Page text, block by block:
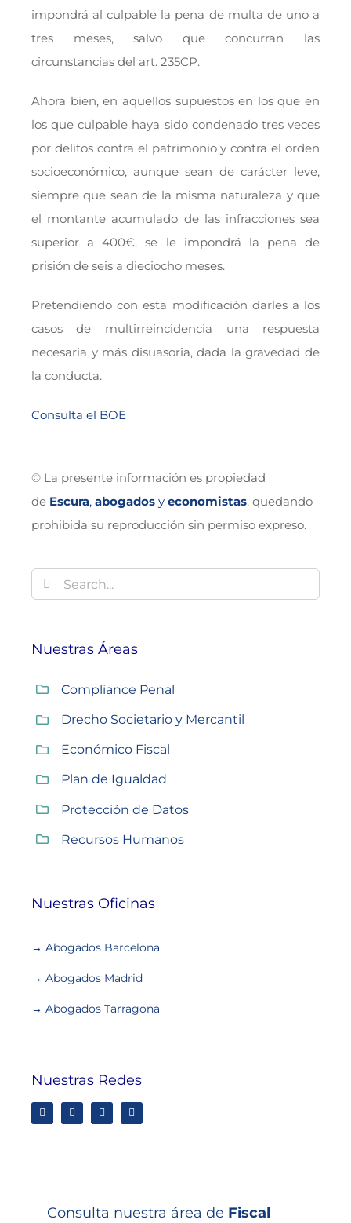
impondrá al culpable la pena de multa de uno a
tres meses, salvo que concurran las
circunstancias del art. 235CP.
Ahora bien, en aquellos supuestos en los que en
los que culpable haya sido condenado tres veces
por delitos contra el patrimonio y contra el orden
socioeconómico, aunque sean de carácter leve,
siempre que sean de la misma naturaleza y que
el montante acumulado de las infracciones sea
superior a 400€, se le impondrá la pena de
prisión de seis a dieciocho meses.
Pretendiendo con esta modificación darles a los
casos de multirreincidencia una respuesta
necesaria y más disuasoria, dada la gravedad de
la conducta.
Consulta el BOE
© La presente información es propiedad
de Escura, abogadosy economistas, quedando
prohibida su reproducción sin permiso expreso.
Buscar:
Nuestras Áreas
Compliance Penal
Drecho Societario y Mercantil
Económico Fiscal
Plan de Igualdad
Protección de Datos
Recursos Humanos
Nuestras Oficinas
→ Abogados Barcelona
→ Abogados Madrid
→ Abogados Tarragona
Nuestras Redes
Consulta nuestra área de Fiscal